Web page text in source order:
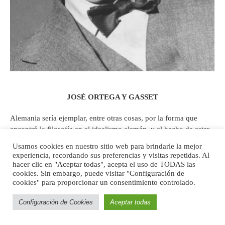
JOSÉ ORTEGA Y GASSET
Alemania sería ejemplar, entre otras cosas, por la forma que
encontró la filosofía en el idealismo alemán, y el hecho de estar,
de formarse. Por eso, dice Ortega de sí, que sin que Alemania lo
sepa, “[d]urante toda una etapa yo he anexionado todo el mundo
de habla española al magisterio de Alemania.” Y esto significa
también: “De paso he infeccionado a toda Sudamérica de
germanismo”.[59]
Usamos cookies en nuestro sitio web para brindarle la mejor
experiencia, recordando sus preferencias y visitas repetidas. Al
hacer clic en "Aceptar todas", acepta el uso de TODAS las
cookies. Sin embargo, puede visitar "Configuración de
cookies" para proporcionar un consentimiento controlado.
Configuración de Cookies Aceptar todas